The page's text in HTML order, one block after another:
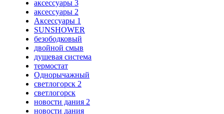
аксессуары 3
аксессуары 2
Аксессуары 1
SUNSHOWER
безободковый
двойной смыв
душевая система
термостат
Однорычажный
светлогорск 2
светлогорск
новости дания 2
новости дания